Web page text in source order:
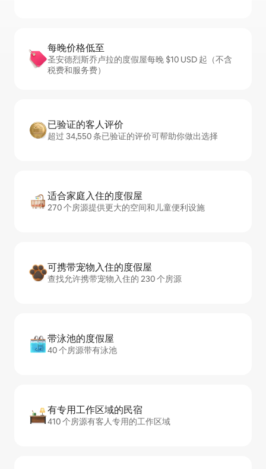
每晚价格低至
圣安德烈斯乔卢拉的度假屋每晚 $10 USD 起（不含
税费和服务费）
已验证的客人评价
超过 34,550 条已验证的评价可帮助你做出选择
适合家庭入住的度假屋
270 个房源提供更大的空间和儿童便利设施
可携带宠物入住的度假屋
查找允许携带宠物入住的 230 个房源
带泳池的度假屋
40 个房源带有泳池
有专用工作区域的民宿
410 个房源有客人专用的工作区域